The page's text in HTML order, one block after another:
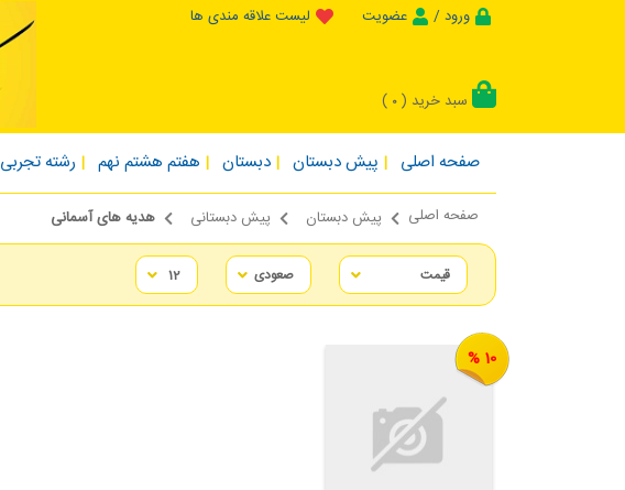
ورود / عضویت لیست علاقه مندی ها
سبد خرید ( 0
)
صفحه اصلی پیش دبستان دبستان هفتم هشتم نهم رشته تجربی
صفحه اصلی پیش دبستان پیش دبستانی هدیه های آسمانی
10 %